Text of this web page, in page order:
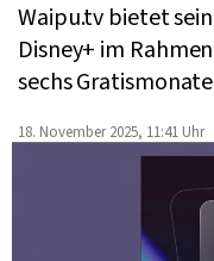
Waipu.tv bietet
Disney+ im
sechs
18. November 2025, 11:41 Uhr